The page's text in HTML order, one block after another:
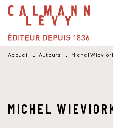
MENU RECHERCHE
PIED DE PAGE
Accueil • Auteurs • Michel
MICHEL